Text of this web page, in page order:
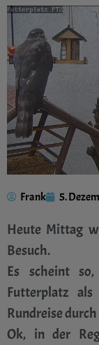
Frank 5.
Heute Mittag
Besuch.
Es scheint
Futterplatz
Rundreise
Ok, in der